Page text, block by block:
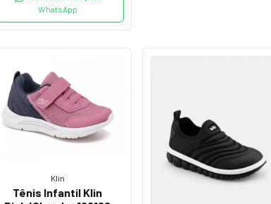
WhatsApp
Klin
Tênis Infantil Klin